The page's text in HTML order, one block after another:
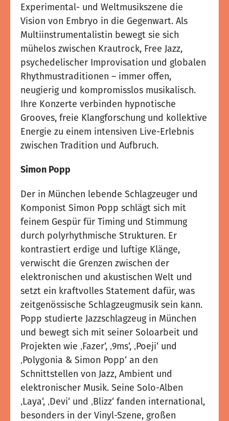
Experimental- und Weltmusikszene die
Vision von Embryo in die Gegenwart. Als
Multiinstrumentalistin bewegt sie sich
mühelos zwischen Krautrock, Free Jazz,
psychedelischer Improvisation und globalen
Rhythmustraditionen – immer offen,
neugierig und kompromisslos musikalisch.
Ihre Konzerte verbinden hypnotische
Grooves, freie Klangforschung und kollektive
Energie zu einem intensiven Live-Erlebnis
zwischen Tradition und Aufbruch.
Simon Popp
Der in München lebende Schlagzeuger und
Komponist Simon Popp schlägt sich mit
feinem Gespür für Timing und Stimmung
durch polyrhythmische Strukturen. Er
kontrastiert erdige und luftige Klänge,
verwischt die Grenzen zwischen der
elektronischen und akustischen Welt und
setzt ein kraftvolles Statement dafür, was
zeitgenössische Schlagzeugmusik sein kann.
Popp studierte Jazzschlagzeug in München
und bewegt sich mit seiner Soloarbeit und
Projekten wie ‚Fazer‘, ‚9ms‘, ‚Poeji‘ und
‚Polygonia & Simon Popp‘ an den
Schnittstellen von Jazz, Ambient und
elektronischer Musik. Seine Solo-Alben
‚Laya‘, ‚Devi‘ und ‚Blizz‘ fanden international,
besonders in der Vinyl-Szene, großen